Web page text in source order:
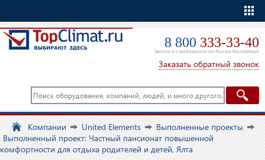
8 800 333-33-40
Звонок и с мобильного по России бесплатный
Заказать обратный звонок
Компании United Elements
Выполненные проекты
Выполненный проект: Частный пансионат повышенной
комфортности для отдыха родителей и детей, Ялта